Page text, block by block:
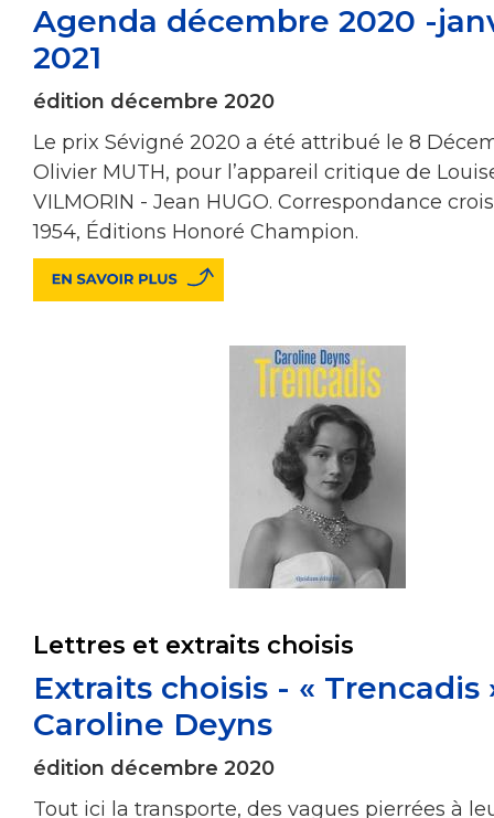
Agenda décembre 2020 -
2021
édition décembre 2020
Le prix Sévigné 2020 a été attribué le 8
Olivier MUTH, pour l’appareil critique de
VILMORIN - Jean HUGO. Correspondance
1954, Éditions Honoré Champion.
Lettres et extraits choisis
Extraits choisis - « Trencadis
Caroline Deyns
édition décembre 2020
Tout ici la transporte, des vagues pierrées à